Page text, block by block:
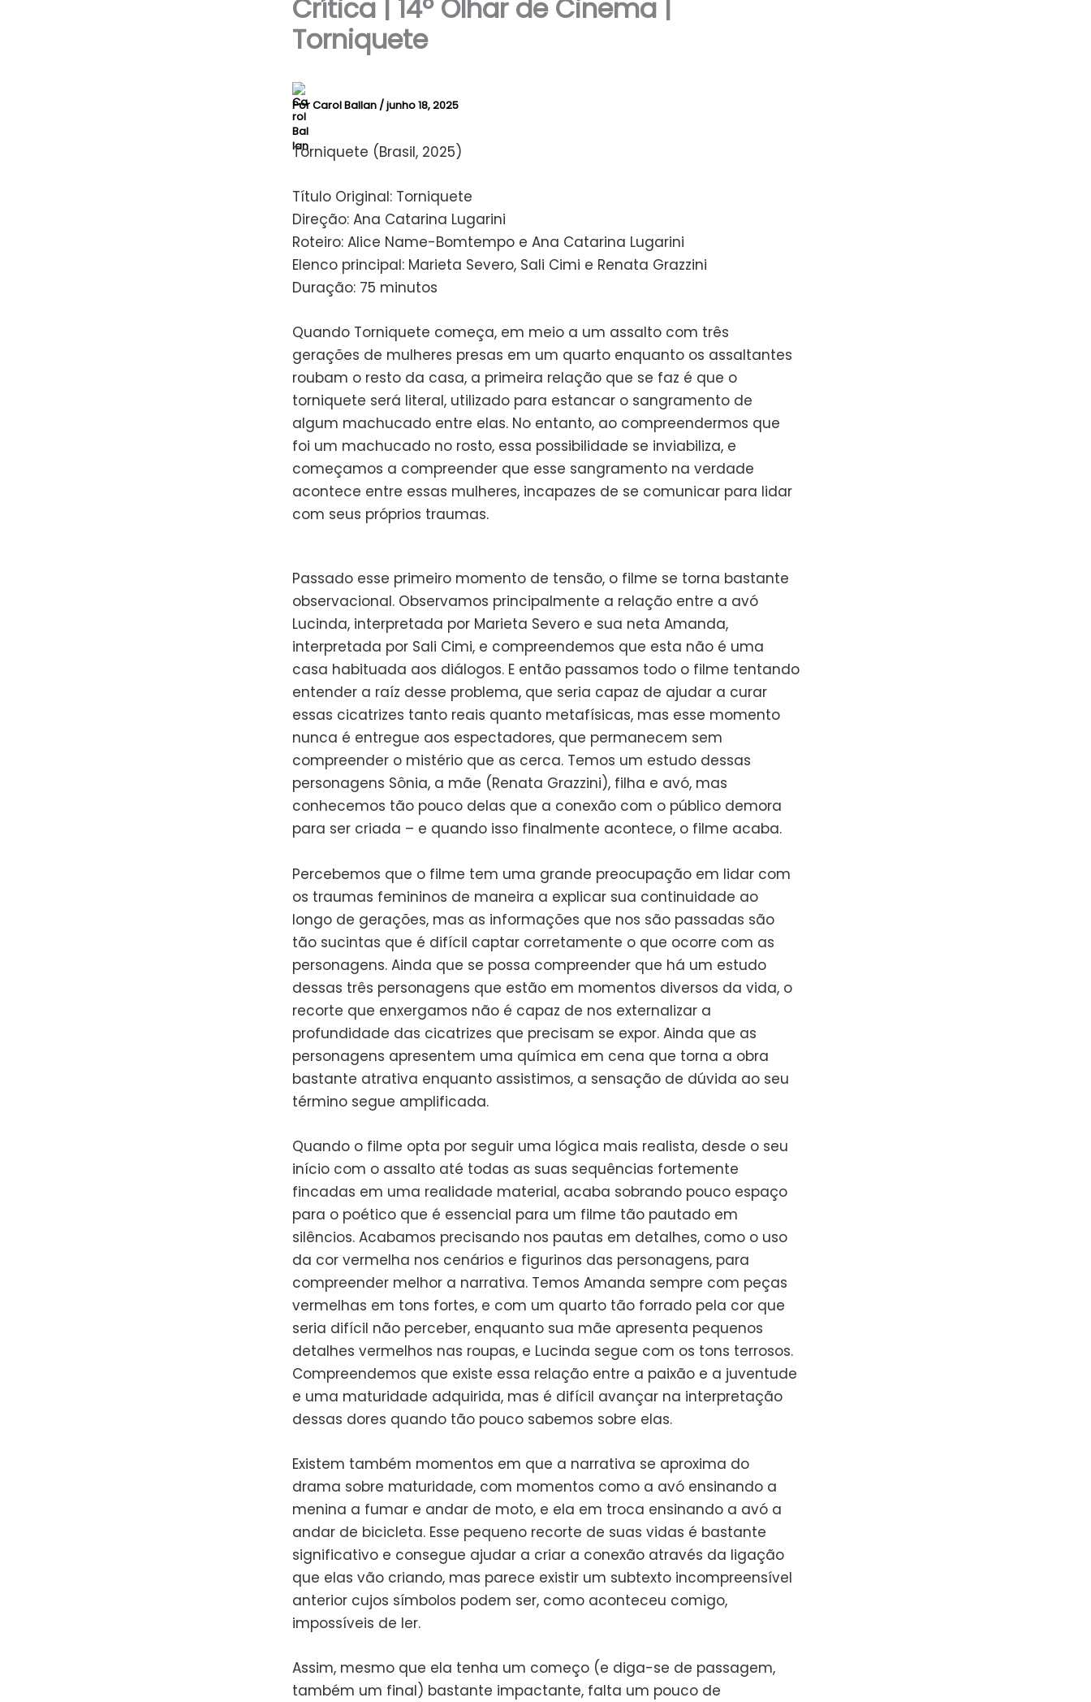
Crítica | 14º Olhar de Cinema |
Torniquete
PorCarol Ballan /junho 18, 2025
Torniquete (Brasil, 2025)
Título Original: Torniquete
Direção: Ana Catarina Lugarini
Roteiro: Alice Name-Bomtempo e Ana Catarina Lugarini
Elenco principal: Marieta Severo, Sali Cimi e Renata Grazzini
Duração: 75 minutos
Quando Torniquete começa, em meio a um assalto com três
gerações de mulheres presas em um quarto enquanto os assaltantes
roubam o resto da casa, a primeira relação que se faz é que o
torniquete será literal, utilizado para estancar o sangramento de
algum machucado entre elas. No entanto, ao compreendermos que
foi um machucado no rosto, essa possibilidade se inviabiliza, e
começamos a compreender que esse sangramento na verdade
acontece entre essas mulheres, incapazes de se comunicar para lidar
com seus próprios traumas.
Passado esse primeiro momento de tensão, o filme se torna bastante
observacional. Observamos principalmente a relação entre a avó
Lucinda, interpretada por Marieta Severo e sua neta Amanda,
interpretada por Sali Cimi, e compreendemos que esta não é uma
casa habituada aos diálogos. E então passamos todo o filme tentando
entender a raíz desse problema, que seria capaz de ajudar a curar
essas cicatrizes tanto reais quanto metafísicas, mas esse momento
nunca é entregue aos espectadores, que permanecem sem
compreender o mistério que as cerca. Temos um estudo dessas
personagens Sônia, a mãe (Renata Grazzini), filha e avó, mas
conhecemos tão pouco delas que a conexão com o público demora
para ser criada – e quando isso finalmente acontece, o filme acaba.
Percebemos que o filme tem uma grande preocupação em lidar com
os traumas femininos de maneira a explicar sua continuidade ao
longo de gerações, mas as informações que nos são passadas são
tão sucintas que é difícil captar corretamente o que ocorre com as
personagens. Ainda que se possa compreender que há um estudo
dessas três personagens que estão em momentos diversos da vida, o
recorte que enxergamos não é capaz de nos externalizar a
profundidade das cicatrizes que precisam se expor. Ainda que as
personagens apresentem uma química em cena que torna a obra
bastante atrativa enquanto assistimos, a sensação de dúvida ao seu
término segue amplificada.
Quando o filme opta por seguir uma lógica mais realista, desde o seu
início com o assalto até todas as suas sequências fortemente
fincadas em uma realidade material, acaba sobrando pouco espaço
para o poético que é essencial para um filme tão pautado em
silêncios. Acabamos precisando nos pautas em detalhes, como o uso
da cor vermelha nos cenários e figurinos das personagens, para
compreender melhor a narrativa. Temos Amanda sempre com peças
vermelhas em tons fortes, e com um quarto tão forrado pela cor que
seria difícil não perceber, enquanto sua mãe apresenta pequenos
detalhes vermelhos nas roupas, e Lucinda segue com os tons terrosos.
Compreendemos que existe essa relação entre a paixão e a juventude
e uma maturidade adquirida, mas é difícil avançar na interpretação
dessas dores quando tão pouco sabemos sobre elas.
Existem também momentos em que a narrativa se aproxima do
drama sobre maturidade, com momentos como a avó ensinando a
menina a fumar e andar de moto, e ela em troca ensinando a avó a
andar de bicicleta. Esse pequeno recorte de suas vidas é bastante
significativo e consegue ajudar a criar a conexão através da ligação
que elas vão criando, mas parece existir um subtexto incompreensível
anterior cujos símbolos podem ser, como aconteceu comigo,
impossíveis de ler.
Assim, mesmo que ela tenha um começo (e diga-se de passagem,
também um final) bastante impactante, falta um pouco de